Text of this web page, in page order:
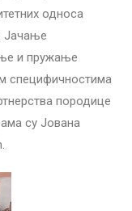
односа
Јачање
и пружање
специфичностима
породице
су Јована